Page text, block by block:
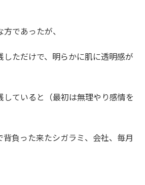
であったが、
しただけで、明らかに肌に透明感が
していると（最初は無理やり感情を
背負った来たシガラミ、会社、毎月